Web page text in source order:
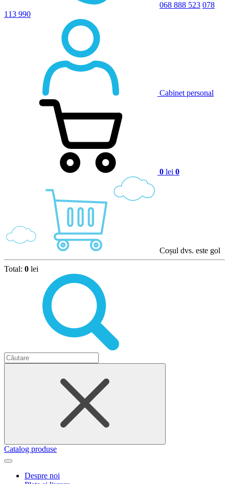
068 888 523 078
113 990
Cabinet personal
0 lei 0
Coșul dvs. este gol
Total: 0 lei
Catalog produse
Despre noi